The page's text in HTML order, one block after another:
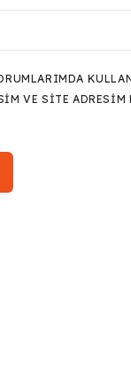
VE SITE ADRESIM